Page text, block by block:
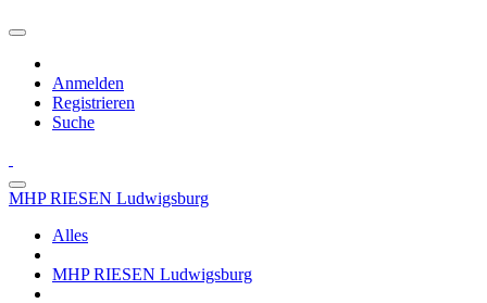
Anmelden
Registrieren
Suche
MHP RIESEN Ludwigsburg
Alles
MHP RIESEN Ludwigsburg